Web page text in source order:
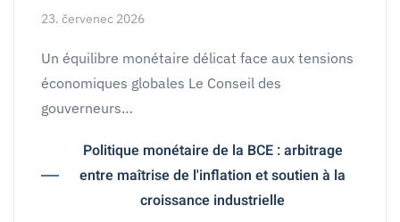
23. červenec 2026
Un équilibre monétaire délicat face aux tensions
économiques globales Le Conseil des
gouverneurs…
Politique monétaire de la BCE : arbitrage
entre maîtrise de l'inflation et soutien à la
croissance industrielle